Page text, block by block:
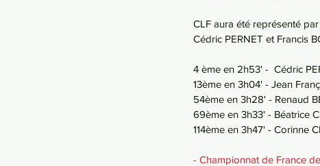
CLF aura été représenté
Cédric PERNET et Francis
4 ème en 2h53' -  Cédric
13ème en 3h04' - Jean
54ème en 3h28' - Renaud
69ème en 3h33' - Béatrice
114ème en 3h47' - Corinne
- Championnat de France